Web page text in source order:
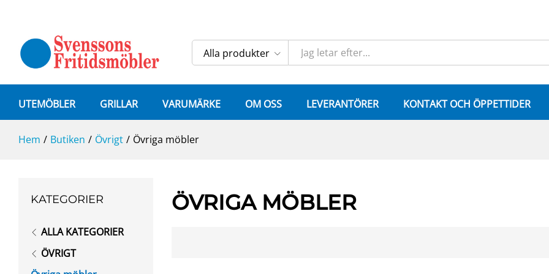
Alla produkter
UTEMÖBLER GRILLAR VARUMÄRKE OM OSS LEVERANTÖRER KONTAKT OCH ÖPPETTIDER
Hem / Butiken / Övrigt / Övriga möbler
ÖVRIGA MÖBLER
KATEGORIER
ALLA KATEGORIER
ÖVRIGT